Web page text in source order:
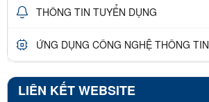
THÔNG TIN TUYỂN DỤNG
ỨNG DỤNG CÔNG NGHỆ THÔNG TIN
LIÊN KẾT WEBSITE